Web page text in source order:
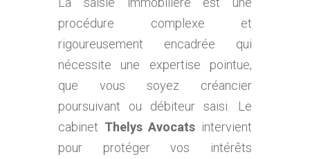
procédure complexe et
rigoureusement encadrée qui
nécessite une expertise pointue,
que vous soyez créancier
poursuivant ou débiteur saisi. Le
cabinet Thelys Avocats intervient
pour protéger vos intérêts